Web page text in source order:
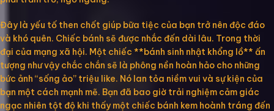
Đây là yếu tố then chốt giúp bữa tiệc của bạn trở nên độc đáo
và khó quên. Chiếc bánh sẽ được nhắc đến dài lâu. Trong thời
đại của mạng xã hội. Một chiếc **bánh sinh nhật khổng lồ** ấn
tượng như vậy chắc chắn sẽ là phông nền hoàn hảo cho những
bức ảnh “sống ảo” triệu like. Nó lan tỏa niềm vui và sự kiện của
bạn một cách mạnh mẽ. Bạn đã bao giờ trải nghiệm cảm giác
ngạc nhiên tột độ khi thấy một chiếc bánh kem hoành tráng đến